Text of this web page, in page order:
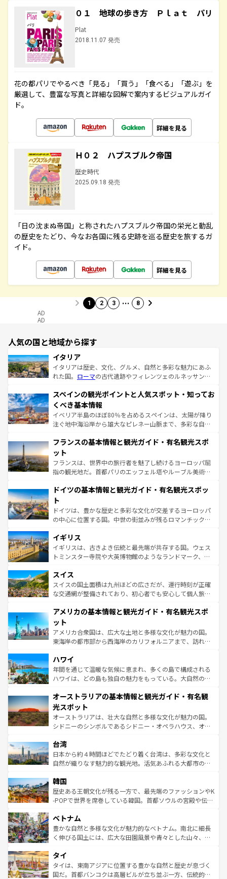
０１ 地球の歩き方 Ｐｌａｔ パリ
Plat
2018.11.07 発売
花の都パリでやるべき「見る」「買う」「食べる」「遊ぶ」を
厳選して、豊富な写真と詳細な図解で案内するビジュアルガイ
ド。
詳細を見る
Ｈ０２ ハプスブルク帝国
歴史時代
2025.09.18 発売
「日の沈まぬ帝国」と称されたハプスブルク帝国の栄光と動乱
の歴史をたどり、今なお各国に残る史跡を巡る歴史を旅するガ
イド。
詳細を見る
1 2 3 … 8
AD
AD
人気の国と地域から探す
イタリア
イタリアは歴史、文化、グルメ、自然と多彩な魅力にあふ
れた国。 ローマの古代遺跡やフィレンツェのルネッサンス
ろん、トスカーナの美しい田園風景やアマルフィ海岸の絶
景など、自然景観も見逃せない。観光の合間には、本場の
ピザやパスタなど、絶品のイタリア料理を堪能することも
できる。朝目覚めてから夜眠るまで、すべての瞬間を楽し
なお、新着のイタリア情報はコンテンツ一覧を参照してほ
しい。
スペインの観光ポイントと人気スポット・知ってお
くべき基本情報
イベリア半島のほぼ80％を占めるスペインは、太陽が降り
注ぐ地中海沿岸から雄大なピレネー山脈まで、多彩な自然
文化が根付くこの国では、情熱的なフラメンコ、熱気あふ
れる闘牛、そして美味しいタパスが生活の一部となってい
る。首都マドリードの洗練された雰囲気や、バルセロナの
アートに溢れた街角から、地方では古代ローマ遺跡や中世
せる。地方によって風土や気候が異なるスペインはその個
ンテンツ一覧 を参照してほしい。
フランスの基本情報と観光ガイド・有名観光スポ
ット
フランスは、世界中の旅行者を魅了し続けるヨーロッパ屈
指の観光地だ。首都パリのエッフェル塔やルーブル美術館
で、幅広い魅力が詰まっている。華麗な宮殿、歴史的な大
聖堂、美しいビーチ、そして豊かな自然が、訪れる者を心
から魅了する。また、フランスは美食の国としても知ら
れ、フランス料理はユネスコ無形文化遺産にも登録されて
香り高いラベンダー畑など、多彩な楽しみ方が可能だ。さ
らに、パリ以外の地域にも魅力が溢れており、どの街角に
も豊かな歴史と文化が息づいている。パリ以外の個性あふ
を参照してほしい。
ドイツの基本情報と観光ガイド・有名観光スポッ
ト
ドイツは、豊かな歴史と多彩な文化が交差するヨーロッパ
の中心に位置する国。中世の街並みが残るロマンチック街
顔を持つこの国は、どこを歩いても飽きることがない。ベ
ルリンの文化的活気、バイエルン州のアルプスの絶景、そ
してライン川沿いのワイン畑といった風景は必見。ビール
は、お酒好きな人にはぜひ体験してほしい。 なお、新着の
ドイツ情報はコンテンツ一覧を参照してほしい。
イギリス
イギリスは、古きよき伝統と最先端が共存する国。ウェス
トミンスター寺院や大英博物館のようなランドマーク、歴
リアごとに異なる魅力がある。また、優雅なアフタヌーン
ティー、ビール好きにはたまらない英国パブ、サッカー観
戦など、本場だからこそできる体験も豊富。イギリスを旅
ンツ一覧を参照してほしい。
スイス
スイスの国土面積は九州ほどの広さだが、運行時刻が正確
な交通網が整備されており、初心者でも安心して個人旅行
の建物がそのまま残る町や、スイスならではのユニークな
博物館もあり、アルプス観光だけでなく町歩きも満喫する
ことができる。国民の所得が高いため物価も高いが、旅行
者向けの交通パス提供のサービスもあり、うまく活用すれ
着のスイス情報は
アメリカの基本情報と観光ガイド・有名観光スポ
ット
アメリカ合衆国は、広大な土地と多様な文化が魅力の国。
東海岸の都市部から西海岸のカリフォルニアまで、訪れる
のような巨大都市は、観光、ショッピング、エンターテイ
ンメントが詰まった刺激的なスポットだ。一方、アメリカ
西部には大自然が広がり、グランドキャニオンやイエロー
部のニューオーリンズでは、音楽と美食が融合した独特の
文化が魅力。旅行者はアメリカの各地域で異なる魅力を楽
しみながら、その多様性と豊かな歴史を感じることができ
るだろう。車でのロードトリップや列車の旅も、アメリカ
情報は
ハワイ
年間を通じて温暖な気候に恵まれ、多くの島で構成される
ハワイは、どの島も独自の魅力をもっている。大自然の神
ワイ島は見逃せない。また、定番の観光地といえばオアフ
島だが、静かな自然を求めるならマウイ島やカウアイ島が
おすすめ。エメラルドグリーンに輝く海をはじめ、豊かな
文化や歴史が息づいている。「アロハスピリット」と呼ば
人々、おいしいローカルフードやハワイアンミュージッ
ク、伝統的なフラダンスなど、すべてがハワイの魅力を彩
っている。訪れるたびに新しい発見と感動が待っているハ
はコンテンツ一覧
オーストラリアの基本情報と観光ガイド・有名観
光スポット
オーストラリアは、壮大な自然と多様な文化が魅力の国。
シドニーのシンボルであるシドニー・オペラハウス、オー
リアリーフや大陸中央部にそびえるウルル（エアーズロッ
ク）、タスマニアの美しい原生林やケアンズの熱帯雨林な
ど、見どころがたくさん。また、カフェやワイン、オージ
いる。アクティビティも充実しており、サーフィンやダイ
ビング、ハイキングなど、アウトドア好きにはたまらな
い。オーストラリアの多彩な魅力を存分に味わいつくそ
参照してほしい。
台湾
日本から約４時間ほどでたどり着く台湾は、多彩な文化と
自然が織りなす魅力的な観光地。活気あふれる大都市の台
ン）、静ひつな山岳地帯である台湾東部など、都市の喧騒
と山間の静けさが共存しており、訪れる人に新しい発見と
驚きをもたらしてくれる。また、奥深い台湾の食文化も魅
容にもいいと評判のスイーツなど、バラエティ豊かな料理
が味わえる。 なお、新着の台湾情報は コンテンツ一覧を参
照してほしい。
韓国
歴史ある王朝文化が残る一方で、最先端のファッションやK
-POPで世界を席巻している韓国。首都ソウルの宮殿や伝統
き、地方に足を延ばせば四季折々の自然美を楽しむことが
できる。そして、キムチや焼肉、絶品のストリートフード
まで、さまざまな韓国料理が待っている。夜には、韓国な
リティに包まれながら、韓国の多彩な魅力を心ゆくまで味
わってみてほしい。 なお、新着の韓国情報はコンテンツ一
覧を参照してほしい。
ベトナム
豊かな自然と多様な文化が魅力的なベトナム。南北に細長
く伸びる国土には、広大な田園風景や青々とした山々、世
急速な発展と共に伝統が息づく。ハノイの古い町並みやホ
ーチミン市のフランス統治時代の建物も、独特の雰囲気を
醸し出している。また、バラエティの豊かさとおいしさで
タイ
タイは、東南アジアに位置する豊かな自然と歴史が息づく
国だ。首都バンコクは高層ビルが立ち並ぶ一方、伝統的な